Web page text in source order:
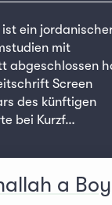
ein
mit
abgeschlossen
Screen
des künftigen
bei Kurzf…
a Boy